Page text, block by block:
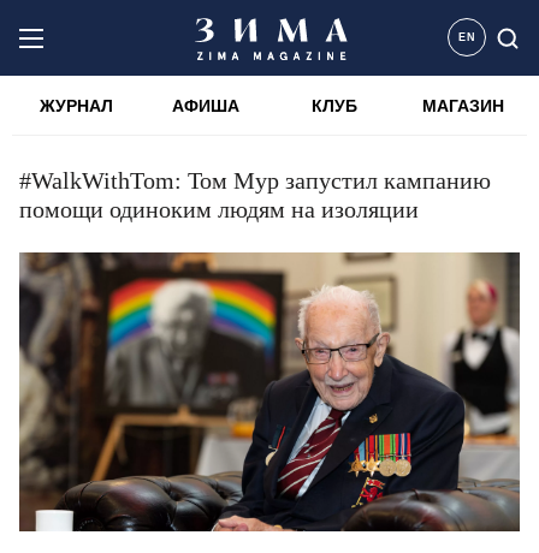
EN
ЖУРНАЛ АФИША КЛУБ МАГАЗИН
#WalkWithTom: Том Мур запустил кампанию
помощи одиноким людям на изоляции